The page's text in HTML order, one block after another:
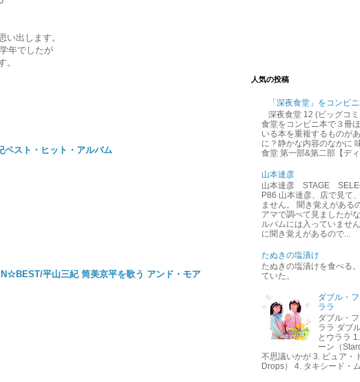
い出します。
年でしたが
。
ベスト・ヒット・アルバム
平山三紀 筒美京平を歌う アンド・モア
人気の投稿
「深夜食堂」をコンビ
深夜食堂 12 (ビッグコ
食堂をコンビニ本で３冊
いる本を重複するものが
に？静かな内容のなかに
食堂 第一部&第二部【ディ
山本達彦
山本達彦 STAGE
P86 山本達彦、店で見て
ません。 聞き覚えがある
アマで調べて見ましたが
ルバムには入っていませ
に聞き覚えがあるので...
たぬきの塩漬け
たぬきの塩漬けを食べる
ていた。
ダブル・
ララ
ダブル・
ララ ダブ
とウララ
ーン（
不思議いかが 3. ピュア・
Drops） 4. タキシード・